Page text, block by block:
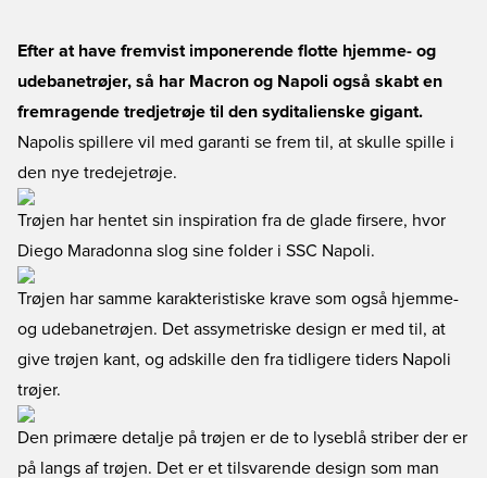
Efter at have fremvist imponerende flotte hjemme- og
udebanetrøjer, så har Macron og Napoli også skabt en
fremragende tredjetrøje til den syditalienske gigant.
Napolis spillere vil med garanti se frem til, at skulle spille i
den nye tredejetrøje.
Trøjen har hentet sin inspiration fra de glade firsere, hvor
Diego Maradonna slog sine folder i SSC Napoli.
Trøjen har samme karakteristiske krave som også hjemme-
og udebanetrøjen. Det assymetriske design er med til, at
give trøjen kant, og adskille den fra tidligere tiders Napoli
trøjer.
Den primære detalje på trøjen er de to lyseblå striber der er
på langs af trøjen. Det er et tilsvarende design som man